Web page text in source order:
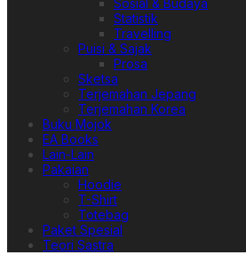
Sosial & Budaya
Statistik
Travelling
Puisi & Sajak
Prosa
Sketsa
Terjemahan Jepang
Terjemahan Korea
Buku Mojok
EA Books
Lain-Lain
Pakaian
Hoodie
T-Shirt
Totebag
Paket Spesial
Teori Sastra